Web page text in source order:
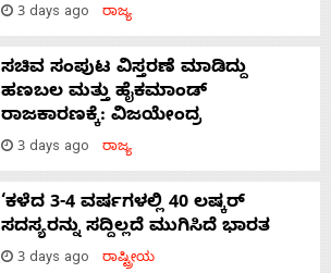
3 days ago ರಾಜ್ಯ
ಸಚಿವ ಸಂಪುಟ ವಿಸ್ತರಣೆ ಮಾಡಿದ್ದು
ಹಣಬಲ ಮತ್ತು ಹೈಕಮಾಂಡ್
ರಾಜಕಾರಣಕ್ಕೆ: ವಿಜಯೇಂದ್ರ
3 days ago ರಾಜ್ಯ
‘ಕಳೆದ 3-4 ವರ್ಷಗಳಲ್ಲಿ 40 ಲಷ್ಕರ್
ಸದಸ್ಯರನ್ನು ಸದ್ದಿಲ್ಲದೆ ಮುಗಿಸಿದೆ ಭಾರತ
3 days ago ರಾಷ್ಟ್ರೀಯ